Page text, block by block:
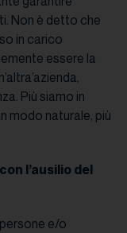
Non è detto che
in carico
essere la
Più siamo in
modo naturale, più
l’ausilio del
e/o